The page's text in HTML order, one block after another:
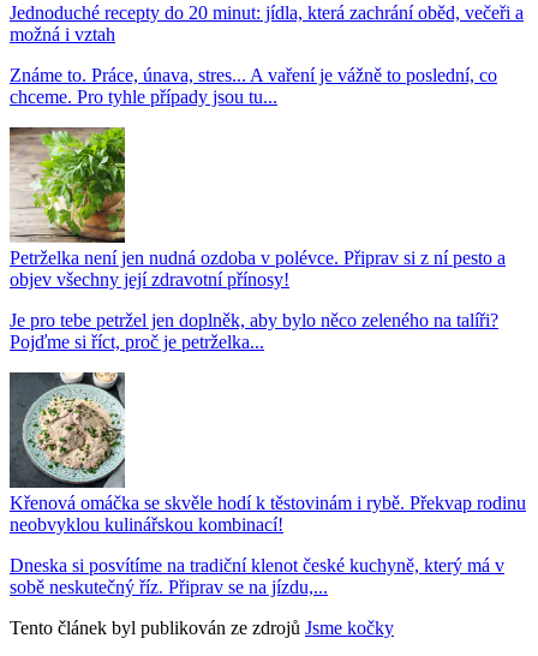
Jednoduché recepty do 20 minut: jídla, která zachrání oběd, večeři a
možná i vztah
Známe to. Práce, únava, stres... A vaření je vážně to poslední, co
chceme. Pro tyhle případy jsou tu...
Petrželka není jen nudná ozdoba v polévce. Připrav si z ní pesto a
objev všechny její zdravotní přínosy!
Je pro tebe petržel jen doplněk, aby bylo něco zeleného na talíři?
Pojďme si říct, proč je petrželka...
Křenová omáčka se skvěle hodí k těstovinám i rybě. Překvap rodinu
neobvyklou kulinářskou kombinací!
Dneska si posvítíme na tradiční klenot české kuchyně, který má v
sobě neskutečný říz. Připrav se na jízdu,...
Tento článek byl publikován ze zdrojů Jsme kočky